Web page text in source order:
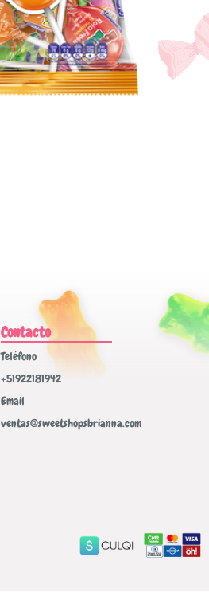
Contacto
Teléfono
+51922181942
Email
ventas@sweetshopsbrianna.com